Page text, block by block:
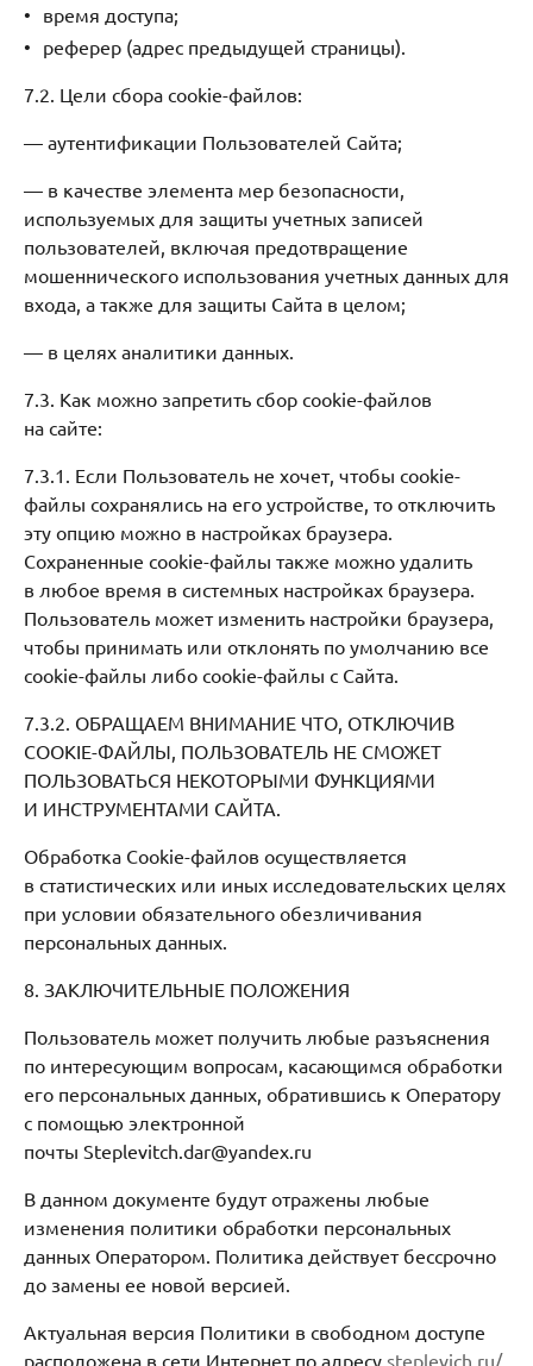
время доступа;
реферер (адрес предыдущей страницы).
7.2. Цели сбора cookie-файлов:
— аутентификации Пользователей Сайта;
— в качестве элемента мер безопасности,
используемых для защиты учетных записей
пользователей, включая предотвращение
мошеннического использования учетных данных для
входа, а также для защиты Сайта в целом;
— в целях аналитики данных.
7.3. Как можно запретить сбор cookie-файлов
на сайте:
7.3.1. Если Пользователь не хочет, чтобы cookie-
файлы сохранялись на его устройстве, то отключить
эту опцию можно в настройках браузера.
Сохраненные cookie-файлы также можно удалить
в любое время в системных настройках браузера.
Пользователь может изменить настройки браузера,
чтобы принимать или отклонять по умолчанию все
cookie-файлы либо cookie-файлы с Сайта.
7.3.2. ОБРАЩАЕМ ВНИМАНИЕ ЧТО, ОТКЛЮЧИВ
COOKIE-ФАЙЛЫ, ПОЛЬЗОВАТЕЛЬ НЕ СМОЖЕТ
ПОЛЬЗОВАТЬСЯ НЕКОТОРЫМИ ФУНКЦИЯМИ
И ИНСТРУМЕНТАМИ САЙТА.
Обработка Cookie-файлов осуществляется
в статистических или иных исследовательских целях
при условии обязательного обезличивания
персональных данных.
8. ЗАКЛЮЧИТЕЛЬНЫЕ ПОЛОЖЕНИЯ
Пользователь может получить любые разъяснения
по интересующим вопросам, касающимся обработки
его персональных данных, обратившись к Оператору
с помощью электронной
почты Steplevitch.dar@yandex.ru
В данном документе будут отражены любые
изменения политики обработки персональных
данных Оператором. Политика действует бессрочно
до замены ее новой версией.
Актуальная версия Политики в свободном доступе
расположена в сети Интернет по адресу steplevich.ru/